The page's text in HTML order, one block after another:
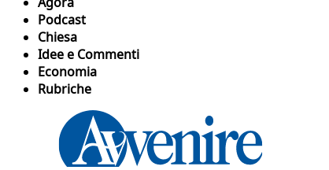
Podcast
Chiesa
Idee e Commenti
Economia
Rubriche